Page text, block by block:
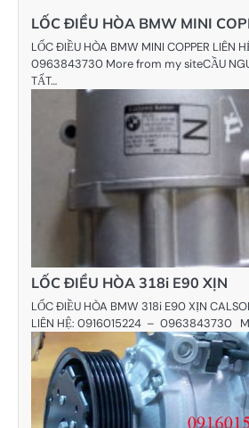
viết
LỐC ĐIỀU HÒA BMW MINI
LỐC ĐIỀU HÒA BMW MINI COPPER LIÊN
0963843730 More from my siteCẦU
TẤT…
LỐC ĐIỀU HÒA 318i E90 XỊN
LỐC ĐIỀU HÒA BMW 318i E90 XỊN
LIÊN HỆ: 0916015224 – 0963843730